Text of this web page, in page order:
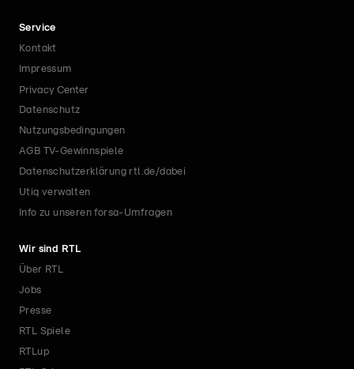
Service
Kontakt
Impressum
Privacy Center
Datenschutz
Nutzungsbedingungen
AGB TV-Gewinnspiele
Datenschutzerklärung rtl.de/dabei
Utiq verwalten
Info zu unseren forsa-Umfragen
Wir sind RTL
Über RTL
Jobs
Presse
RTL Spiele
RTLup